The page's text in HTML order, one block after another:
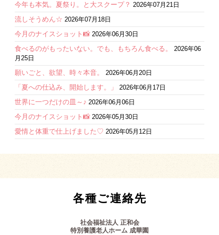
今年も本気。夏祭り。と大スクープ？ 2026年07月21日
流しそうめん☆ 2026年07月18日
今月のナイスショット📸 2026年06月30日
食べるのがもったいない。でも、もちろん食べる。
2026年06
月25日
願いごと、欲望、時々本音。 2026年06月20日
「夏への仕込み、開始します。」 2026年06月17日
世界に一つだけの皿～♪ 2026年06月06日
今月のナイスショット📸 2026年05月30日
愛情と体重で仕上げました♡ 2026年05月12日
各種ご連絡先
社会福祉法人 正和会
特別養護老人ホーム 成華園